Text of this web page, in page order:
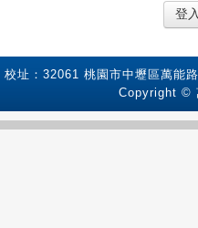
登
校址：32061 桃園市中壢區萬能
Copyright ©